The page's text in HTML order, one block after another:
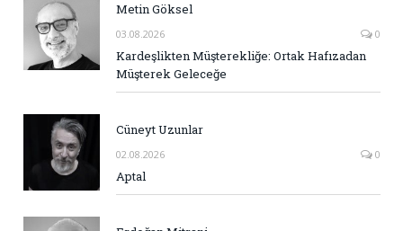
Metin Göksel
03.08.2026 0
Kardeşlikten Müşterekliğe: Ortak Hafızadan
Müşterek Geleceğe
Cüneyt Uzunlar
02.08.2026 0
Aptal